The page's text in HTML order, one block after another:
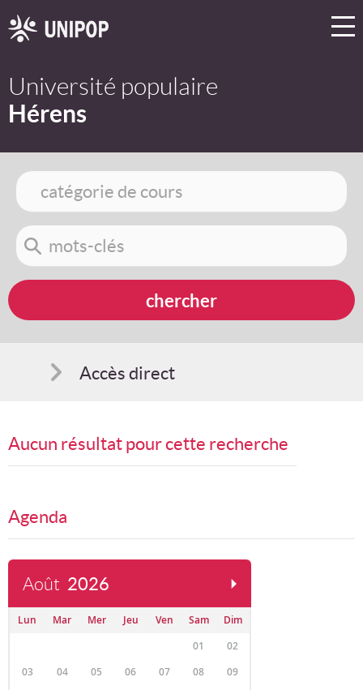
Université populaire
Hérens
Accès direct
Suggestions
Programme en PDF
Aucun résultat pour cette recherche
Agenda
Août 2026
Lun Mar Mer Jeu Ven Sam
Dim
01
02
03
04 05 06 07 08
09